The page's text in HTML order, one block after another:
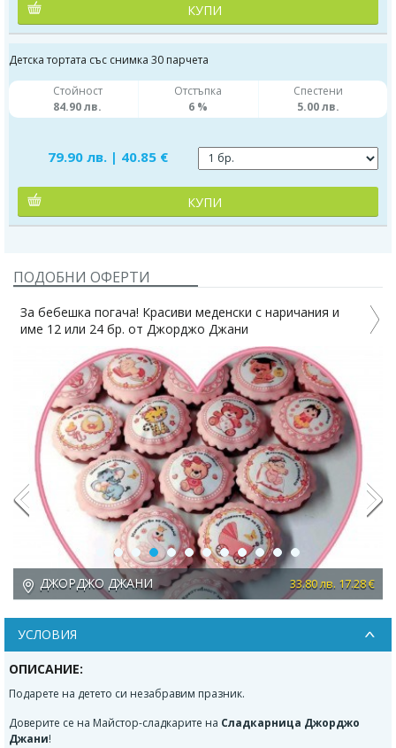
КУПИ
Детска тортата със снимка 30 парчета
Стойност
84.90 лв.
Отстъпка
6 %
Спестени
5.00 лв.
79.90 лв. | 40.85 €
КУПИ
ПОДОБНИ ОФЕРТИ
За бебешка погача! Красиви меденски с наричания и
име 12 или 24 бр. от Джорджо Джани
ДЖОРДЖО ДЖАНИ 33.80 лв. 17.28 €
Previous Next
УСЛОВИЯ
ОПИСАНИЕ:
Подарете на детето си незабравим празник.
Доверите се на Майстор-сладкарите на Сладкарница Джорджо
Джани!